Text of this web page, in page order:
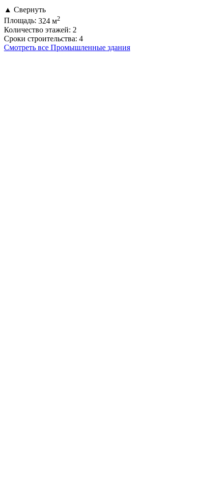
▲ Свернуть
Площадь: 324 м2
Количество этажей: 2
Сроки строительства: 4
Смотреть все Промышленные здания